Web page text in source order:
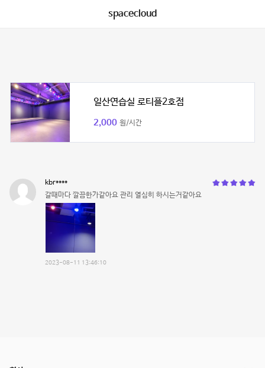
spacecloud
일산연습실 로티플2호점
2,000 원/시간
kbr****
갈때마다 깔끔한가같아요 관리 열심히 하시는거같아요
2023-08-11 13:46:10